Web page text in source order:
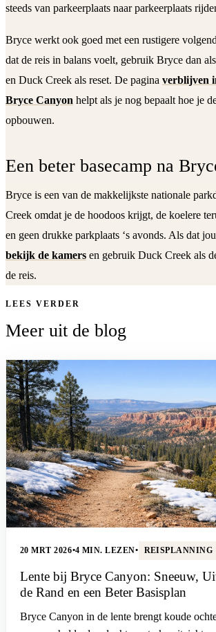
steeds van parkeerplaats naar parkeerplaats
Bryce werkt ook goed met een rustigere
dat de reis in balans voelt, gebruik Bryce dan
en Duck Creek als reset. De pagina verblijven
Bryce Canyon helpt als je nog bepaalt hoe je
opbouwen.
Een beter basecamp na
Bryce is een van de makkelijkste nationale
Creek omdat je de hoodoos krijgt, de koelere
en geen drukke parkplaats ‘s avonds. Als dat
bekijk de kamers en gebruik Duck Creek als
de reis.
LEES VERDER
Meer uit de blog
20 MRT 2026•4 MIN. LEZEN• REISPLANNING
Lente bij Bryce Canyon: Sneeuw,
de Rand en een Beter Basisplan
Bryce Canyon in de lente brengt koude